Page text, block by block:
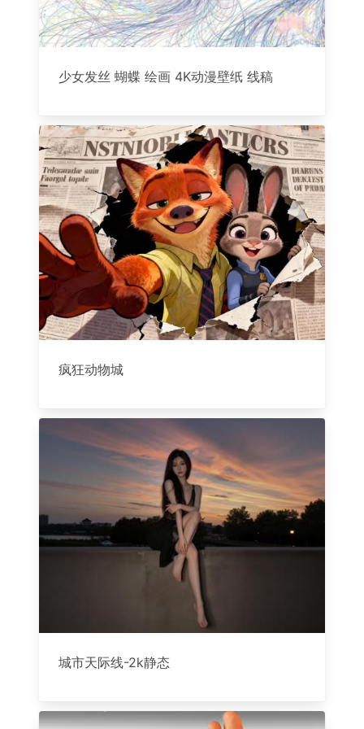
少女发丝 蝴蝶 绘画 4K动漫壁纸 线稿
疯狂动物城
城市天际线-2k静态